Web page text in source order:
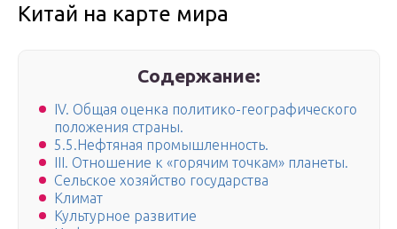
Китай на карте мира
Содержание:
IV. Общая оценка политико-географического
положения страны.
5.5.Нефтяная промышленность.
III. Отношение к «горячим точкам» планеты.
Сельское хозяйство государства
Климат
Культурное развитие